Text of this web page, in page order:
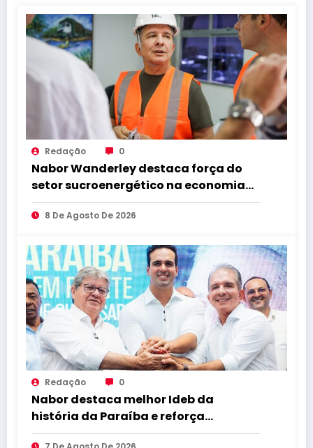
Redação 0
Nabor Wanderley destaca força do
setor sucroenergético na economia
da Paraíba durante visita à Destilaria
Tabu
8 De Agosto De 2026
Redação 0
Nabor destaca melhor Ideb da
história da Paraíba e reforça
compromisso com educação de